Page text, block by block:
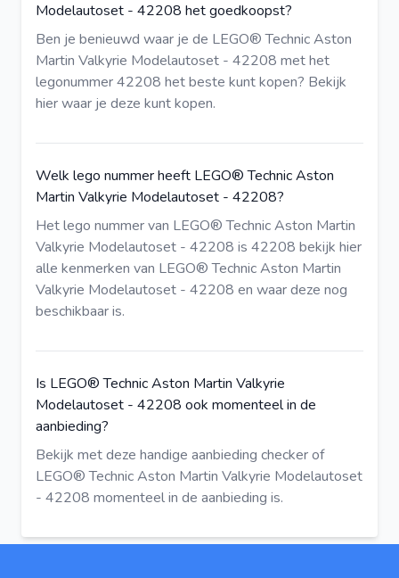
Modelautoset - 42208 het goedkoopst?
Ben je benieuwd waar je de LEGO® Technic Aston
Martin Valkyrie Modelautoset - 42208 met het
legonummer 42208 het beste kunt kopen? Bekijk
hierwaar je deze kunt kopen.
Welk lego nummer heeft LEGO® Technic Aston
Martin Valkyrie Modelautoset - 42208?
Het lego nummer van LEGO® Technic Aston Martin
Valkyrie Modelautoset - 42208 is 42208 bekijk hier
alle kenmerken van LEGO® Technic Aston Martin
Valkyrie Modelautoset - 42208 en waar deze nog
beschikbaar is.
Is LEGO® Technic Aston Martin Valkyrie
Modelautoset - 42208 ook momenteel in de
aanbieding?
Bekijk met deze handige aanbieding checkerof
LEGO® Technic Aston Martin Valkyrie Modelautoset
- 42208 momenteel in de aanbieding is.